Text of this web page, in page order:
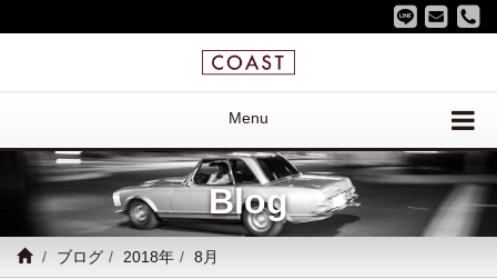
Menu
Blog
ブログ 2018年 8月